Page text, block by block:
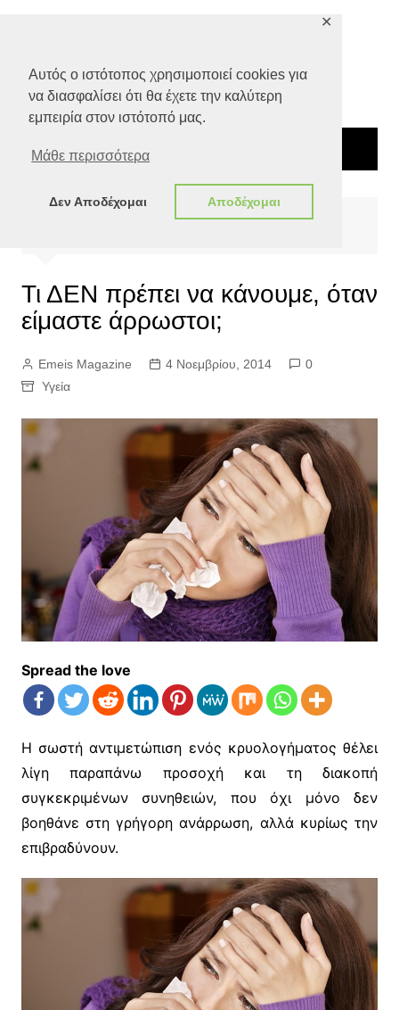
Αυτός ο ιστότοπος χρησιμοποιεί cookies για
να διασφαλίσει ότι θα έχετε την καλύτερη
εμπειρία στον ιστότοπό μας.
Μάθε περισσότερα
Δεν Αποδέχομαι Αποδέχομαι
✕
Ποιότητα Ζωής
Υγεία
Τι ΔΕΝ πρέπει να κάνουμε, όταν
είμαστε άρρωστοι;
Emeis Magazine 4 Νοεμβρίου, 2014
0
Υγεία
Spread the love
Η σωστή αντιμετώπιση ενός κρυολογήματος θέλει
λίγη παραπάνω προσοχή και τη διακοπή
συγκεκριμένων συνηθειών, που όχι μόνο δεν
βοηθάνε στη γρήγορη ανάρρωση, αλλά κυρίως την
επιβραδύνουν.